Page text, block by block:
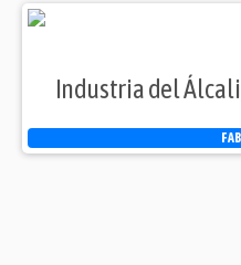
Industria del Álcali,